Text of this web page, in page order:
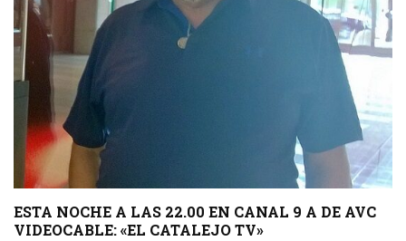
ESTA NOCHE A LAS 22.00 EN CANAL 9 A DE AVC
VIDEOCABLE: «EL CATALEJO TV»